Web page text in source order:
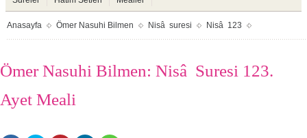
Anasayfa Ömer Nasuhi Bilmen Nisâ suresi Nisâ 123
Ömer Nasuhi Bilmen: Nisâ Suresi 123.
Ayet Meali